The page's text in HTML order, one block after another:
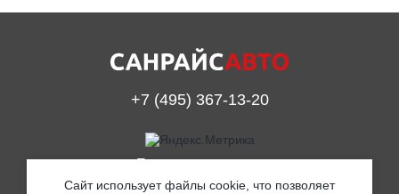
+7 (495) 367-13-20
Принимаем к оплате
Сайт использует файлы cookie, что позволяет